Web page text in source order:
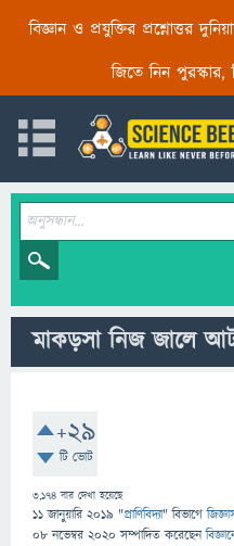
বিজ্ঞান ও প্রযুক্তির প্রশ্নোত্তর
জিতে নিন পুরস্কার,
মাকড়সা নিজ জালে
+29
টি ভোট
3,174 বার দেখা হয়েছে
11 জানুয়ারি 2019 "প্রাণিবিদ্যা" বিভাগে
08 নভেম্বর 2020 সম্পাদিত করেছেন